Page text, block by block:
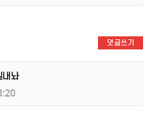
댓글쓰기
내놔